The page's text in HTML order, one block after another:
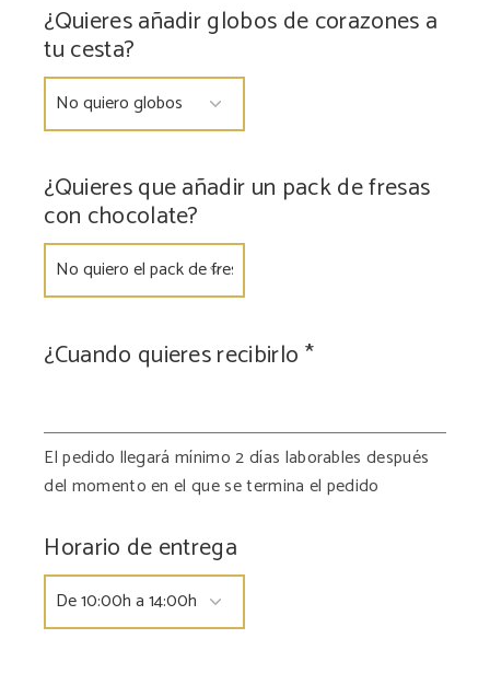
¿Quieres añadir globos de corazones a
tu cesta?
¿Quieres que añadir un pack de fresas
con chocolate?
¿Cuando quieres recibirlo*
El pedido llegará mínimo 2 días laborables después
del momento en el que se termina el pedido
Horario de entrega